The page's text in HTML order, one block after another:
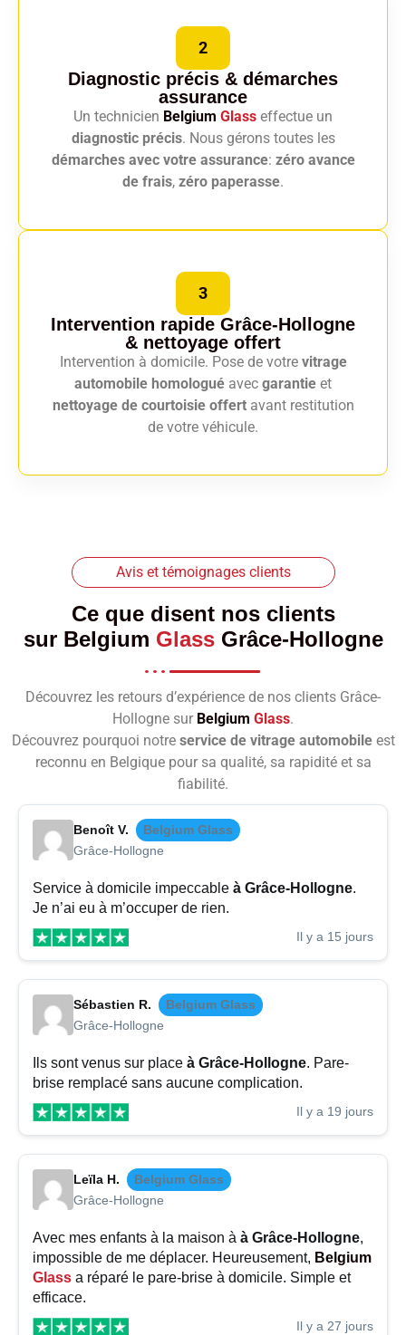
2
Diagnostic précis & démarches
assurance
Un technicien Belgium Glass effectue un
diagnostic précis. Nous gérons toutes les
démarches avec votre assurance: zéro avance
de frais, zéro paperasse.
3
Intervention rapide Grâce-Hollogne
& nettoyage offert
Intervention à domicile. Pose de votre vitrage
automobile homologué avec garantie et
nettoyage de courtoisie offertavant restitution
de votre véhicule.
Avis et témoignages clients
Ce que disent nos clients
sur Belgium GlassGrâce-Hollogne
Découvrez les retours d’expérience de nos clients Grâce-
Hollogne sur Belgium Glass.
Découvrez pourquoi notre service de vitrage automobileest
reconnu en Belgique pour sa qualité, sa rapidité et sa
fiabilité.
Benoît V.
Belgium Glass
Grâce-Hollogne
Service à domicile impeccable à Grâce-Hollogne.
Je n’ai eu à m’occuper de rien.
Il y a 15 jours
Sébastien R.
Belgium Glass
Grâce-Hollogne
Ils sont venus sur place à Grâce-Hollogne. Pare-
brise remplacé sans aucune complication.
Il y a 19 jours
Leïla H.
Belgium Glass
Grâce-Hollogne
Avec mes enfants à la maison à à Grâce-Hollogne,
impossible de me déplacer. Heureusement, Belgium
Glass a réparé le pare-brise à domicile. Simple et
efficace.
Il y a 27 jours